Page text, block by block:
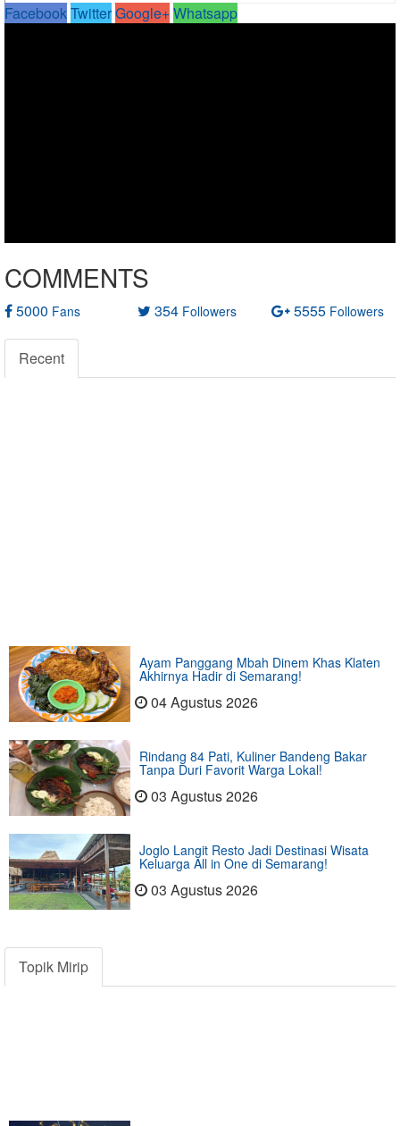
FacebookTwitterGoogle+Whatsapp
COMMENTS
5000 Fans 354 Followers 5555 Followers
Recent
Ayam Panggang Mbah Dinem Khas Klaten
Akhirnya Hadir di Semarang!
04 Agustus 2026
Rindang 84 Pati, Kuliner Bandeng Bakar
Tanpa Duri Favorit Warga Lokal!
03 Agustus 2026
Joglo Langit Resto Jadi Destinasi Wisata
Keluarga All in One di Semarang!
03 Agustus 2026
Topik Mirip